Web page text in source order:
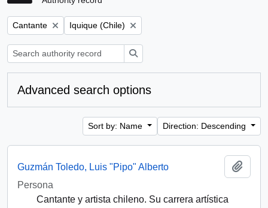
Remove filter:
Cantante Remove filter:
Iquique (Chile)
Advanced search options
Sort by: Name Direction: Descending
Guzmán Toledo, Luis "Pipo" Alberto
Persona
Cantante y artista chileno. Su carrera artística